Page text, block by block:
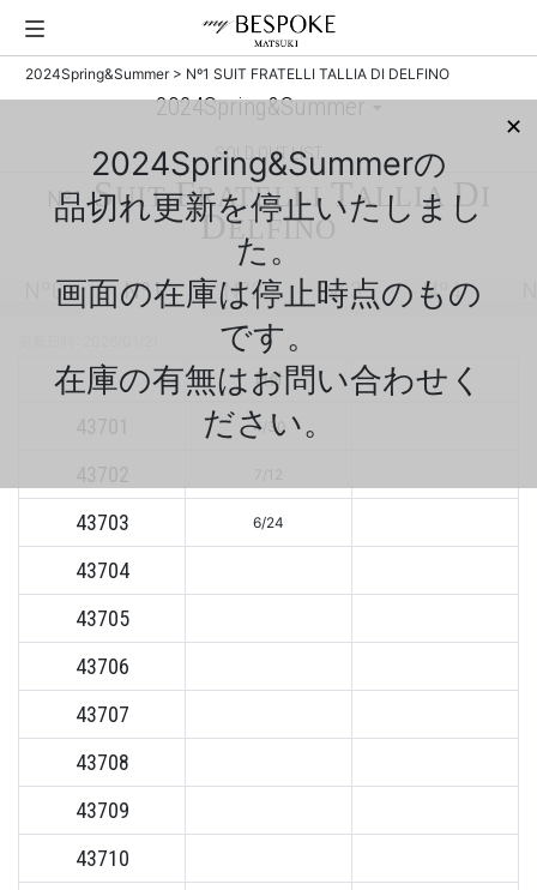
2024Spring&Summer> Nº1 SUIT FRATELLI TALLIA DI DELFINO
✕
2024Spring&Summerの
品切れ更新を停止いたしまし
た。
画面の在庫は停止時点のもの
です。
在庫の有無はお問い合わせく
ださい。
SOLD OUT LIST
Nº1 SUITFRATELLI TALLIA D
DELFINO
Nº0 Nº1 Nº2 Nº3 Nº4
No. 日付
4/30
43703 6/24
43704
43705
43706
43707
43708
43709
43710